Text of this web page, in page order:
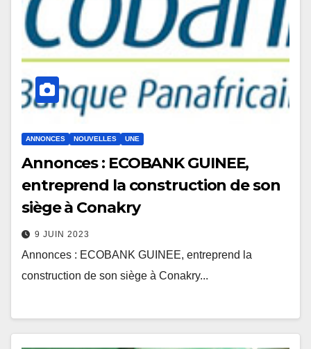
ANNONCES NOUVELLES UNE
Annonces : ECOBANK GUINEE,
entreprend la construction de son
siège à Conakry
9 JUIN 2023
Annonces : ECOBANK GUINEE, entreprend la
construction de son siège à Conakry...